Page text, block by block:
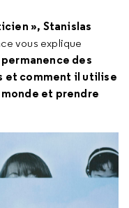
», Stanislas
vous explique
des
et comment il utilise
et prendre